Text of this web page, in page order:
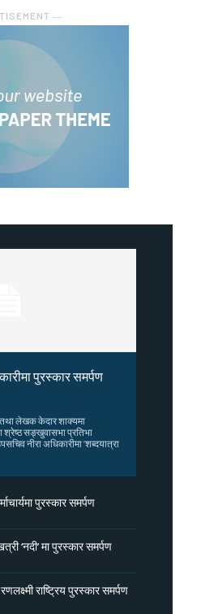
―
पुरस्कार समर्पण
लेखक केदार शाक्यमा
श्रेष्ठ सङ्खुवासभा प्रतिभा
नीरा अधिकारीमा ‘शब्दयात्रा
पुरस्कार समर्पण
‘नदी’ मा पुरस्कार समर्पण
राष्ट्रिय पुरस्कार समर्पण